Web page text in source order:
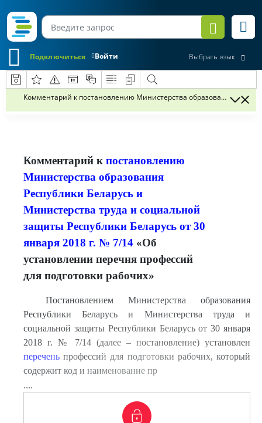
Войти
Подключиться Выбрать язык
Комментарий к постановлению Министерства образования
Комментарий к постановлению
Министерства образования
Республики Беларусь и
Министерства труда и социальной
защиты Республики Беларусь от 30
января 2018 г. № 7/14 «Об
установлении перечня профессий
для подготовки рабочих»
Постановлением Министерства образования
Республики Беларусь и Министерства труда и
социальной защиты Республики Беларусь от 30 января
2018 г. № 7/14 (далее – постановление) установлен
перечень профессий для подготовки рабочих, который
содержит код и наименование пр
....